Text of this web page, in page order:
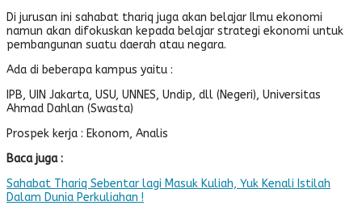
Di jurusan ini sahabat thariq juga akan belajar Ilmu ekonomi
namun akan difokuskan kepada belajar strategi ekonomi untuk
pembangunan suatu daerah atau negara.
Ada di beberapa kampus yaitu :
IPB, UIN Jakarta, USU, UNNES, Undip, dll (Negeri), Universitas
Ahmad Dahlan (Swasta)
Prospek kerja : Ekonom, Analis
Baca juga :
Sahabat Thariq Sebentar lagi Masuk Kuliah, Yuk Kenali Istilah
Dalam Dunia Perkuliahan !